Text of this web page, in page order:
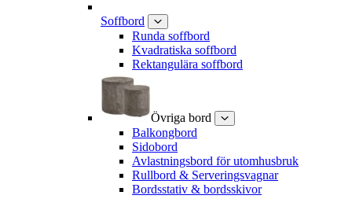
Soffbord
Runda soffbord
Kvadratiska soffbord
Rektangulära soffbord
Övriga bord
Balkongbord
Sidobord
Avlastningsbord för utomhusbruk
Rullbord & Serveringsvagnar
Bordsstativ & bordsskivor